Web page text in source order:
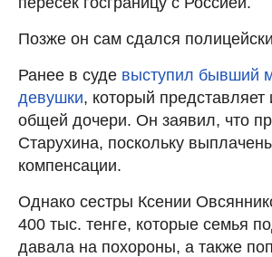
Позже он сам сдался
Ранее в суде выступил бывший
девушки, который представляет
общей дочери. Он заявил, что
Старухина, поскольку
компенсации.
Однако сестры Ксении
400 тыс. тенге, которые семья
давала на похороны, а также